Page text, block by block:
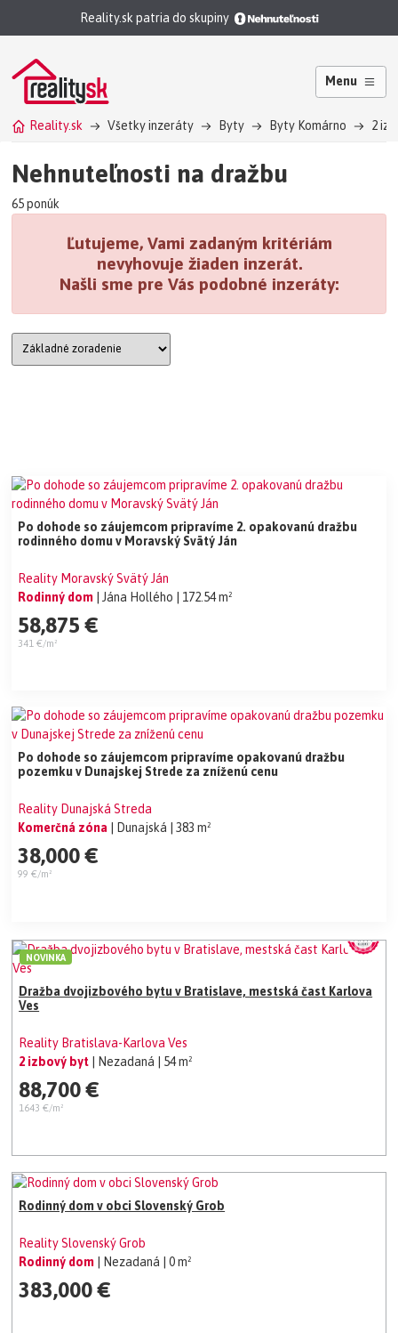
Reality.sk patria do skupiny
Menu
Reality.sk Všetky inzeráty Byty Byty Komárno 2
Nehnuteľnosti na dražbu
65 ponúk
Ľutujeme, Vami zadaným kritériám
nevyhovuje žiaden inzerát.
Našli sme pre Vás podobné inzeráty:
Po dohode so záujemcom pripravíme 2. opakovanú dražbu
rodinného domu v Moravský Svätý Ján
Reality Moravský Svätý Ján
Rodinný dom
| Jána Hollého | 172.54 m²
58,875 €
341 €/m²
Po dohode so záujemcom pripravíme opakovanú dražbu
pozemku v Dunajskej Strede za zníženú cenu
Reality Dunajská Streda
Komerčná zóna
| Dunajská | 383 m²
38,000 €
99 €/m²
Dražba dvojizbového bytu v Bratislave, mestská čast Karlova
Ves
Reality Bratislava-Karlova Ves
2 izbový byt
| Nezadaná | 54 m²
88,700 €
1643 €/m²
NOVINKA
Rodinný dom v obci Slovenský Grob
Reality Slovenský Grob
Rodinný dom
| Nezadaná | 0 m²
383,000 €